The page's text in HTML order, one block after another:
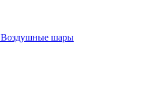
Воздушные шары